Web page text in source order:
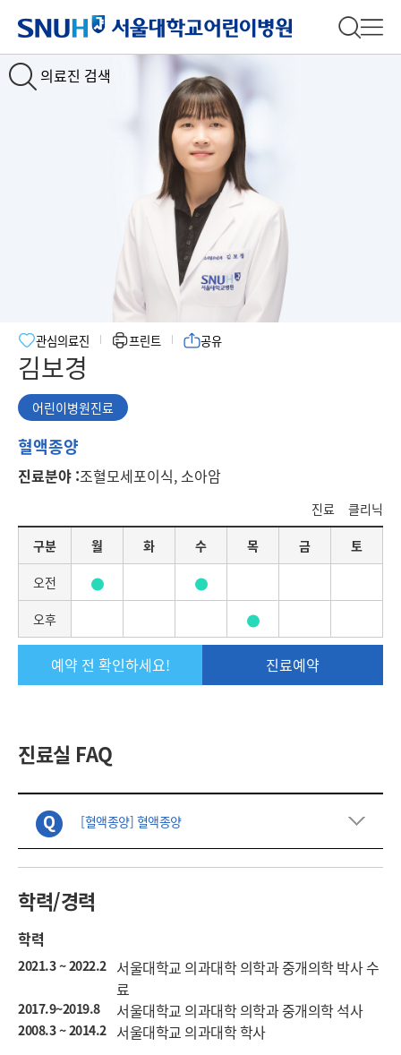
의료진 검색
서울대학교어린이병원
전체 검
김보경
관심의료진 프린트 공유
어린이병원진료
어
이
진
혈액종양
진료분야 :조혈모세포이식, 소아암
진료
클리닉
별
료
정
구분 월 화 수 목 금 토
오전
오후
예약 전 확인하세요! 진료예약
진료실 FAQ
[혈액종양] 혈액종양
학력/경력
학력
2021.3 ~ 2022.2
서울대학교 의과대학 의학과 중개의학 박사 수
료
2017.9~2019.8 서울대학교 의과대학 의학과 중개의학 석사
2008.3 ~ 2014.2
서울대학교 의과대학 학사